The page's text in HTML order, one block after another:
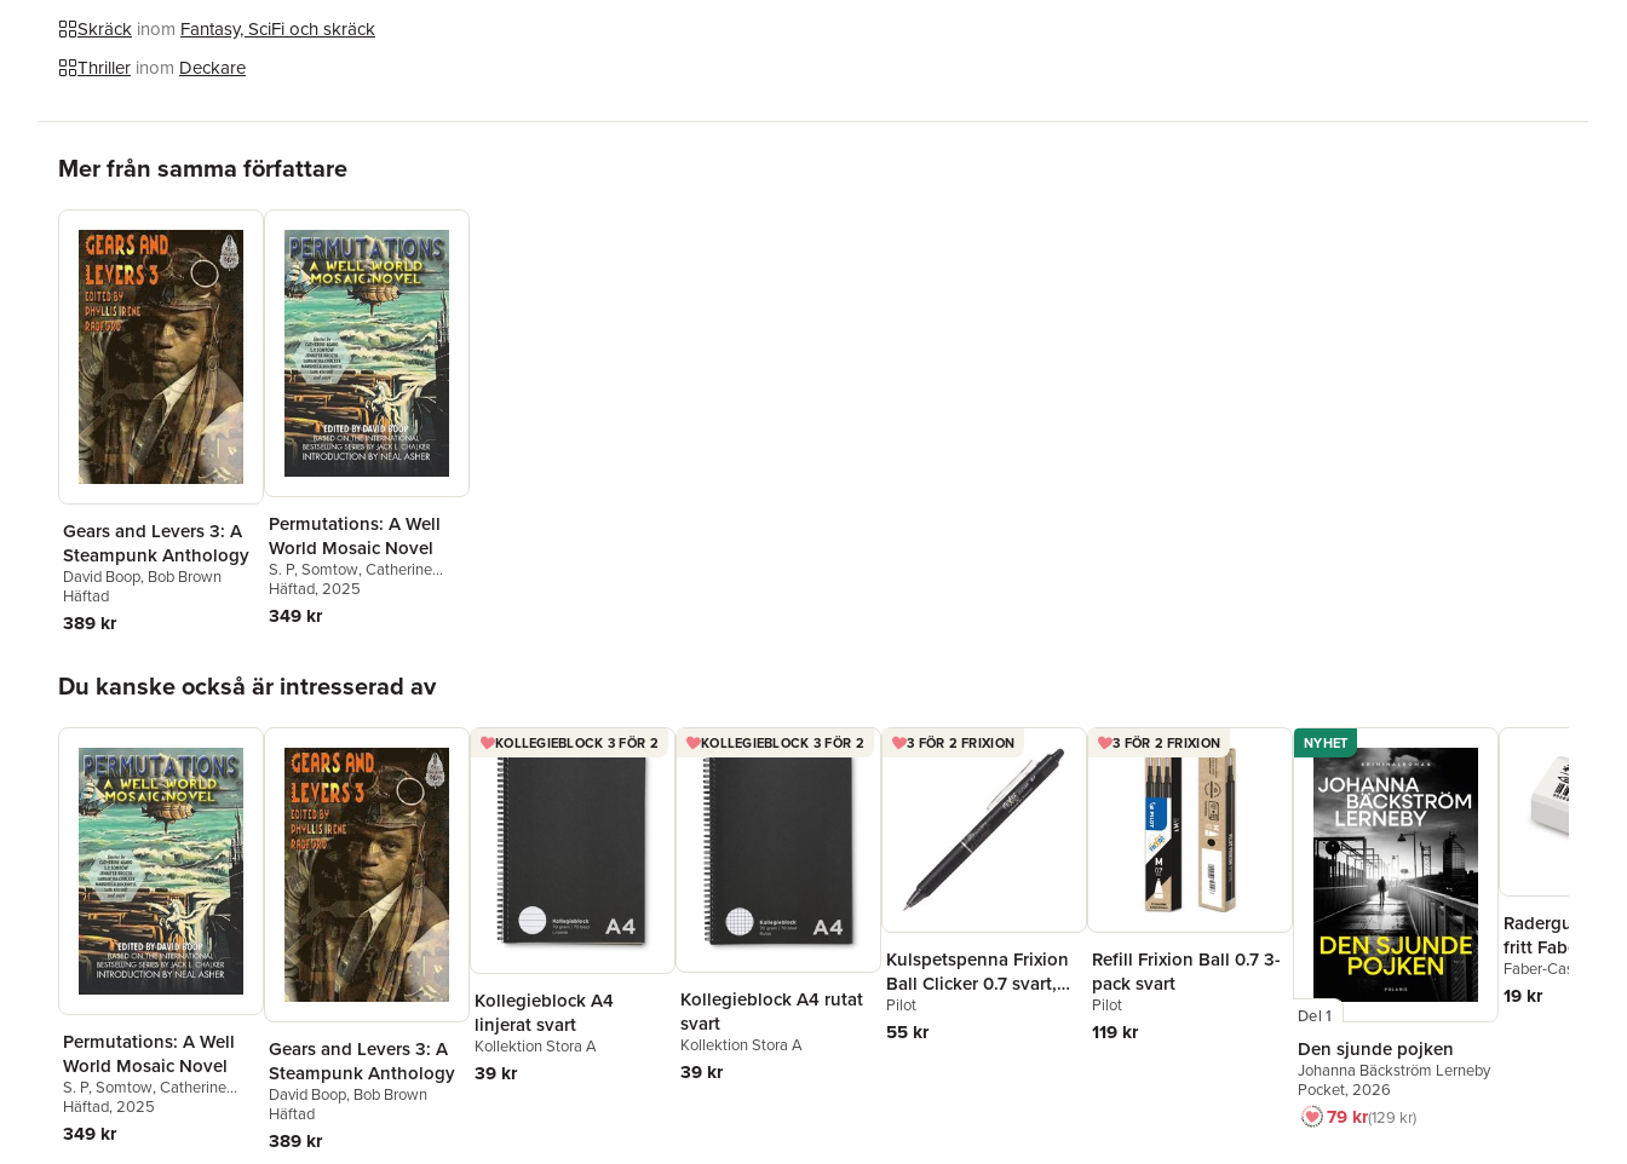
Skräck inom Fantasy, SciFi och skräck
Thriller inom Deckare
Mer från samma författare
Gears and Levers 3: A
Steampunk Anthology
David Boop, Bob Brown
Häftad
389 kr
Permutations: A Well
World Mosaic Novel
S. P, Somtow,Catherine
Asaro,David Boop
Häftad, 2025
349 kr
Du kanske också är intresserad av
Permutations: A Well
World Mosaic Novel
S. P, Somtow,Catherine
Asaro,David Boop
Häftad, 2025
349 kr
Gears and Levers 3: A
Steampunk Anthology
David Boop, Bob Brown
Häftad
389 kr
KOLLEGIEBLOCK 3 FÖR 2
Kollegieblock A4
linjerat svart
Kollektion Stora A
39 kr
KOLLEGIEBLOCK 3 FÖR 2
Kollegieblock A4 rutat
svart
Kollektion Stora A
39 kr
3 FÖR 2 FRIXION
Kulspetspenna Frixion
Ball Clicker 0.7 svart,
raderbar
Pilot
55 kr
3 FÖR 2 FRIXION
Refill Frixion Ball 0.7 3-
pack svart
Pilot
119 kr
NYHET
Del 1
Den sjunde pojken
Johanna Bäckström Lerneby
Pocket, 2026
79 kr129 kr
Radergummi
fritt Faber-
Faber-Castell
19 kr